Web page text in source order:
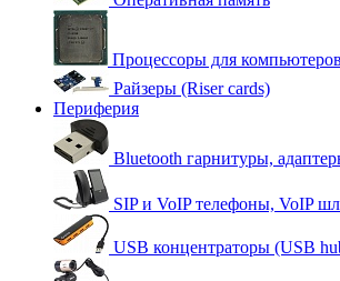
Процессоры для компьютеров
Райзеры (Riser cards)
Периферия
Bluetooth гарнитуры,
SIP и VoIP телефоны, VoIP
USB концентраторы (USB